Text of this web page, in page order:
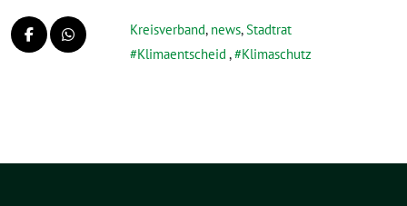
Kreisverband, news,Stadtrat
Klimaentscheid , Klimaschutz